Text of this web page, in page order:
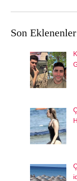
Son Eklenenler